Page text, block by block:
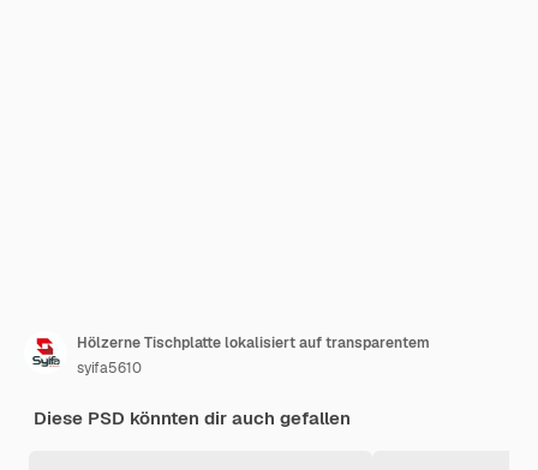
Hölzerne Tischplatte lokalisiert auf transparentem
syifa5610
Diese PSD könnten dir auch gefallen